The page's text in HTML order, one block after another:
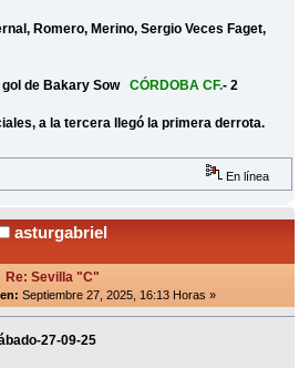
Romero, Merino, Sergio Veces Faget,
gol de Bakary SowCÓRDOBA CF.- 2
a la tercera llegó la primera derrota.
En línea
asturgabriel
Re: Sevilla "C"
Septiembre 27, 2025, 16:13 Horas »
27-09-25